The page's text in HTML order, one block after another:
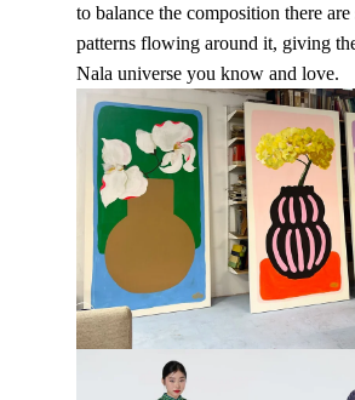
to balance the composition there are
patterns flowing around it, giving
Nala universe you know and love.